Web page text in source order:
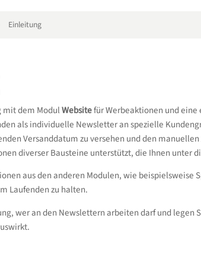
Einleitung
mit dem ModulWebsitefür Werbeaktionen und
als individuelle Newsletter an spezielle
Versanddatum zu versehen und den
diverser Bausteine unterstützt, die Ihnen unter
aus den anderen Modulen, wie beispielsweise
Laufenden zu halten.
wer an den Newslettern arbeiten darf und legen